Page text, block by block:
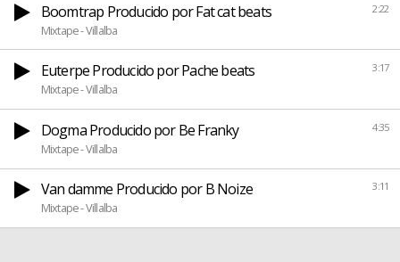
2:22
Boomtrap Producido por Fat cat beats
Mixtape - Villalba
3:17
Euterpe Producido por Pache beats
Mixtape - Villalba
4:35
Dogma Producido por Be Franky
Mixtape - Villalba
3:11
Van damme Producido por B Noize
Mixtape - Villalba